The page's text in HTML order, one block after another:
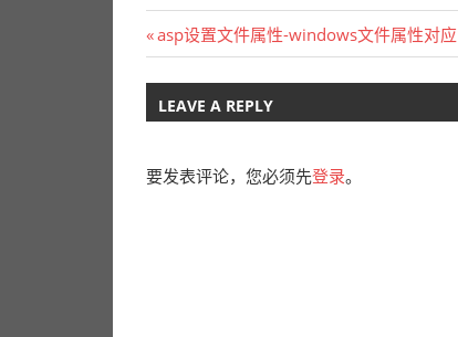
文
章
导
航
Previous
Post:
asp设置文件属性-windows文件属性对
LEAVE A REPLY
要发表评论，您必须先登录。